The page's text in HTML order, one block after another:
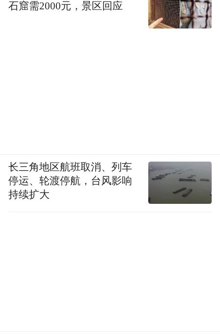
石窟需2000元，景区回应
长三角地区航班取消、列车
停运、轮渡停航，台风影响
持续扩大